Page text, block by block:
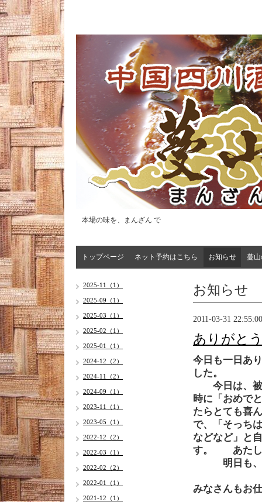
本場の味を、まんざん で
トップページ ネット予約はこちら お知らせ 蔓
お知らせ
2011-03-31 22:55:00
ありがと
今日も一日
した。
今日は、被
時に「おめ
たらとても喜
で、「そっ
などなど」と
す。 あたし
明日も、
みなさんもお
2025-11（1）
2025-09（1）
2025-03（1）
2025-02（1）
2025-01（1）
2024-12（2）
2024-11（2）
2024-09（1）
2023-11（1）
2023-05（1）
2022-12（2）
2022-03（1）
2022-02（2）
2022-01（1）
2021-12（1）